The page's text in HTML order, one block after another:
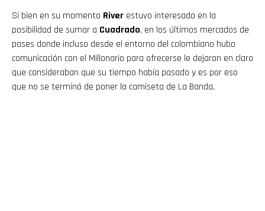
Si bien en su momento River estuvo interesado en la
posibilidad de sumar a Cuadrado, en los últimos mercados de
pases donde incluso desde el entorno del colombiano hubo
comunicación con el Millonario para ofrecerse le dejaron en claro
que consideraban que su tiempo había pasado y es por eso
que no se terminó de poner la camiseta de La Banda.